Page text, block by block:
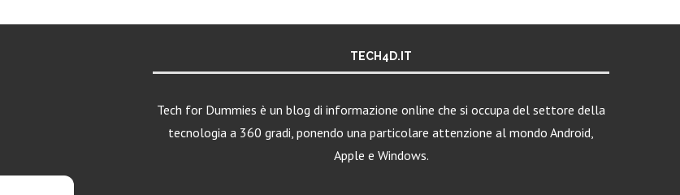
TECH4D.IT
Tech for Dummies è un blog di informazione online che si occupa del settore della
tecnologia a 360 gradi, ponendo una particolare attenzione al mondo Android,
Apple e Windows.